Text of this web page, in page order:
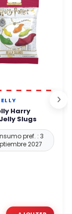
Harry
Slugs
pref. : 3
2027